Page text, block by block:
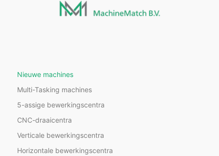
Nieuwe machines
Multi-Tasking machines
5-assige bewerkingscentra
CNC-draaicentra
Verticale bewerkingscentra
Horizontale bewerkingscentra